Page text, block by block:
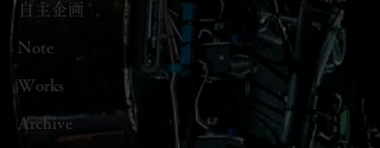
自主企画
Note
Works
Archive